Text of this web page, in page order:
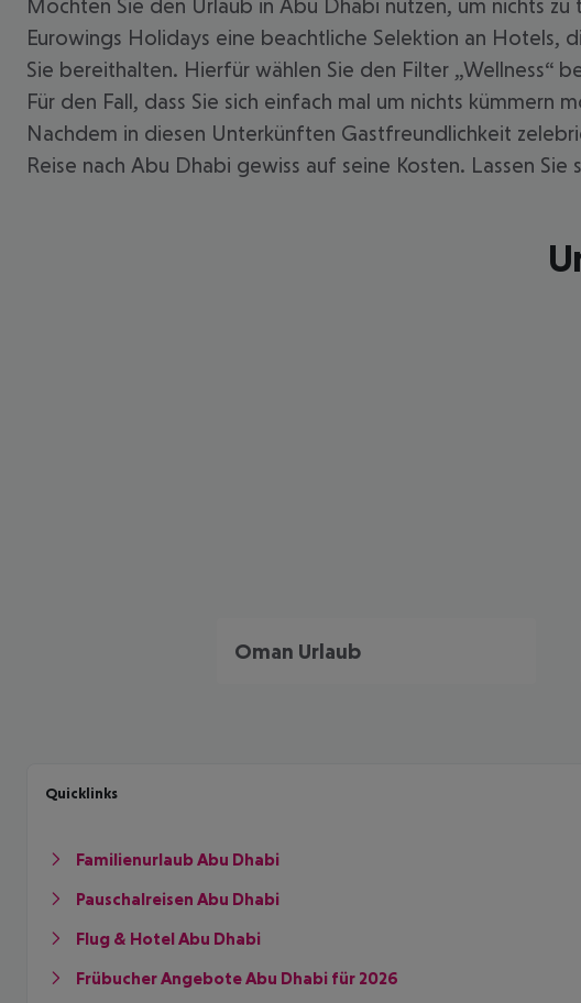
Möchten Sie den Urlaub in Abu Dhabi nutzen, um nichts
Eurowings Holidays eine beachtliche Selektion an
Sie bereithalten. Hierfür wählen Sie den Filter „Wellness“
Für den Fall, dass Sie sich einfach mal um nichts
Nachdem in diesen Unterkünften Gastfreundlichkeit
Reise nach Abu Dhabi gewiss auf seine Kosten. Lassen
Oman Urlaub
Quicklinks
Familienurlaub Abu Dhabi
Pauschalreisen Abu Dhabi
Flug & Hotel Abu Dhabi
Frübucher Angebote Abu Dhabi für 2026